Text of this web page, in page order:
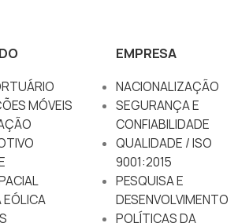
MÓVEIS
EÓLICA
EMPRESA
NACIONALIZAÇÃO
SEGURANÇA E
CONFIABILIDADE
QUALIDADE / ISO
9001:2015
PESQUISA E
DESENVOLVIMENTO
POLÍTICAS DA